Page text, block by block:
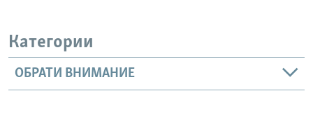
Категории
ОБРАТИ ВНИМАНИЕ